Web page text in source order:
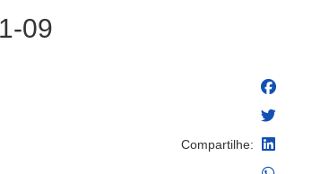
09
Compartilhe: